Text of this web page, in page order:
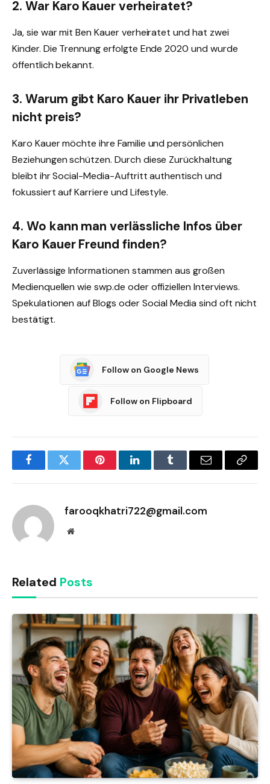
2. War Karo Kauer verheiratet?
Ja, sie war mit Ben Kauer verheiratet und hat zwei
Kinder. Die Trennung erfolgte Ende 2020 und wurde
öffentlich bekannt.
3. Warum gibt Karo Kauer ihr Privatleben
nicht preis?
Karo Kauer möchte ihre Familie und persönlichen
Beziehungen schützen. Durch diese Zurückhaltung
bleibt ihr Social-Media-Auftritt authentisch und
fokussiert auf Karriere und Lifestyle.
4. Wo kann man verlässliche Infos über
Karo Kauer Freund finden?
Zuverlässige Informationen stammen aus großen
Medienquellen wie swp.de oder offiziellen Interviews.
Spekulationen auf Blogs oder Social Media sind oft nicht
bestätigt.
Follow on Google News
Follow on Flipboard
FacebookTwitter PinterestLinkedInTumblr Email
Copy
farooqkhatri722@gmail.com
Website
Related Posts